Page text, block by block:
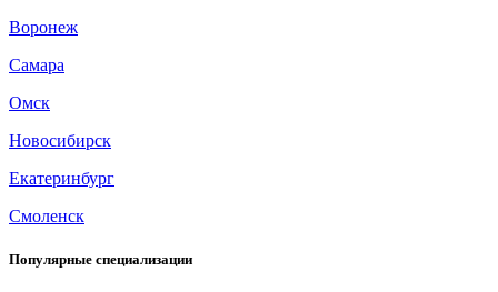
Воронеж
Самара
Омск
Новосибирск
Екатеринбург
Смоленск
Популярные специализации